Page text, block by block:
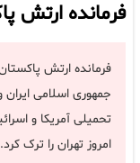
فرمانده ارتش
فرمانده ارتش
جمهوری اسلامی
تحمیلی آمریکا و
امروز تهران را ترک کرد.